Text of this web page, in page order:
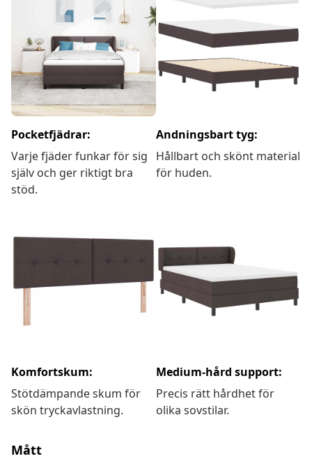
Pocketfjädrar:
Varje fjäder funkar för sig
själv och ger riktigt bra
stöd.
Andningsbart tyg:
Hållbart och skönt material
för huden.
Komfortskum:
Stötdämpande skum för
skön tryckavlastning.
Medium-hård support:
Precis rätt hårdhet för
olika sovstilar.
Mått